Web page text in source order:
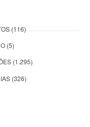
(116)
(5)
(1.295)
(326)